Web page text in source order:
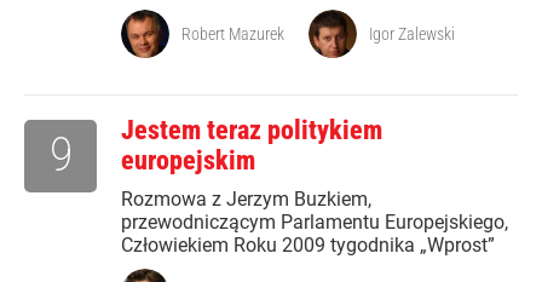
Robert Mazurek Igor Zalewski
Jestem teraz politykiem
europejskim
Rozmowa z Jerzym Buzkiem,
przewodniczącym Parlamentu Europejskiego,
Człowiekiem Roku 2009 tygodnika „Wprost”
9